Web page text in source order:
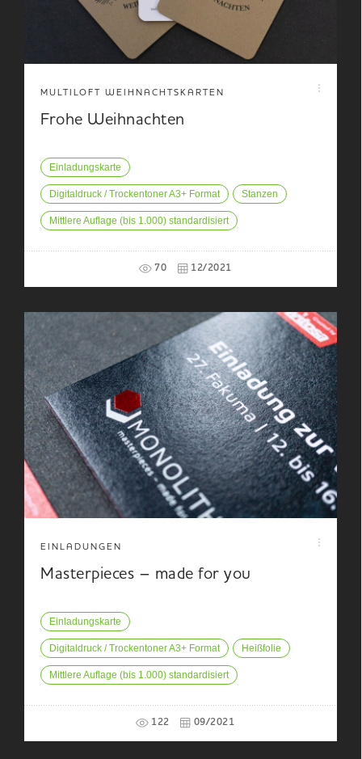
MULTILOFT WEIHNACHTSKARTEN
Frohe Weihnachten
Einladungskarte
Digitaldruck / Trockentoner A3+ Format Stanzen
Mittlere Auflage (bis 1.000) standardisiert
70 12/2021
EINLADUNGEN
Masterpieces – made for you
Einladungskarte
Digitaldruck / Trockentoner A3+ Format Heißfolie
Mittlere Auflage (bis 1.000) standardisiert
122 09/2021